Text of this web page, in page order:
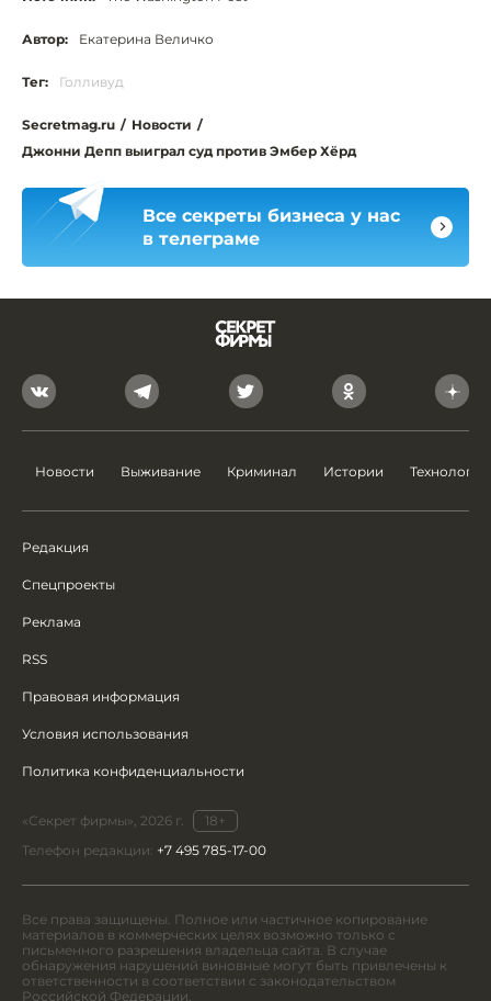
Автор: Екатерина Величко
Тег: Голливуд
Secretmag.ru / Новости /
Джонни Депп выиграл суд против Эмбер Хёрд
Все секреты бизнеса у нас
в телеграме
Новости Выживание Криминал Истории Технологии
Редакция
Спецпроекты
Реклама
RSS
Правовая информация
Условия использования
Политика конфиденциальности
«Секрет фирмы», 2026 г.
18+
Телефон редакции: +7 495 785-17-00
Все права защищены. Полное или частичное копирование
материалов в коммерческих целях возможно только с
письменного разрешения владельца сайта. В случае
обнаружения нарушений виновные могут быть привлечены к
ответственности в соответствии с законодательством
Российской Федерации.